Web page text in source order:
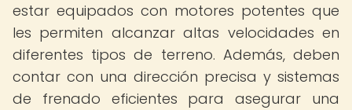
estar equipados con motores potentes que
les permiten alcanzar altas velocidades en
diferentes tipos de terreno. Además, deben
contar con una dirección precisa y sistemas
de frenado eficientes para asegurar una